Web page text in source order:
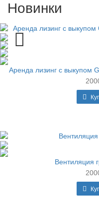
Новинки
Аренда лизинг с выкупом
Вентиляция